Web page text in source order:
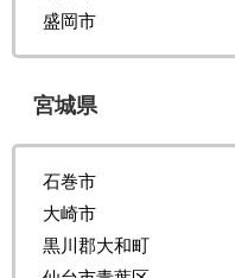
盛岡市
宮城県
石巻市
大崎市
黒川郡大和町